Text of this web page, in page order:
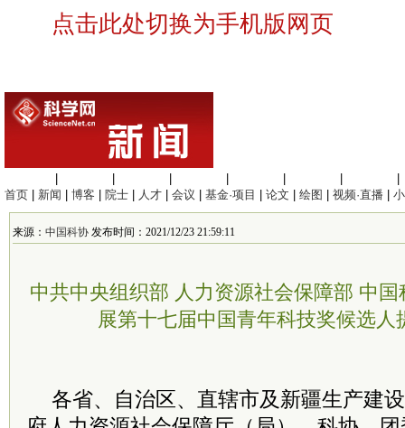
点击此处切换为手机版网页
首页
新闻 博客 院士 人才 会议 基金·项目 论文 绘图 视频·直播
来源： 中国科协 发布时间：2021/12/23 21:59:11
中共中央组织部 人力资源社会保障部 中
展第十七届中国青年科技奖候选人
各省、自治区、直辖市及新疆生产建